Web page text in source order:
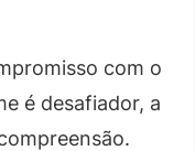
com o
é desafiador, a